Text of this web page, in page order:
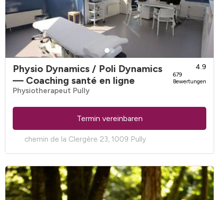
Physio Dynamics / Poli Dynamics
— Coaching santé en ligne
4.9
679
Bewertungen
Physiotherapeut Pully
chemin de la Clergère 23, 1009 Pully
Termin vereinbaren